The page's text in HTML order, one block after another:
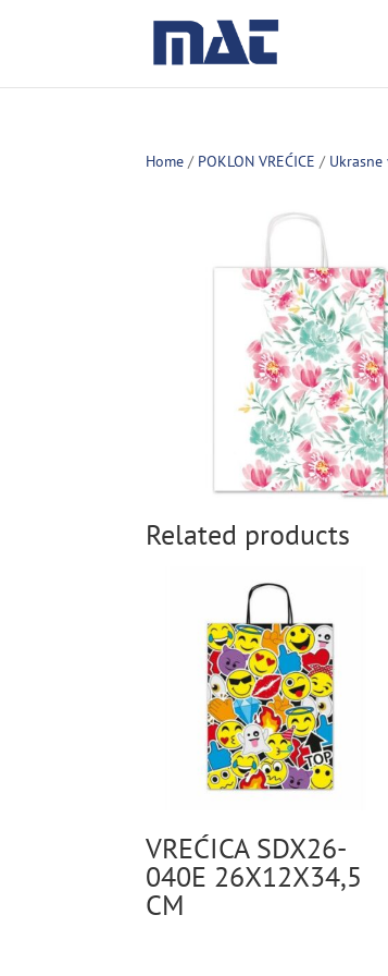
Home / POKLON VREĆICE / Ukrasne
Related products
VREĆICA SDX26-
040E 26X12X34,5
CM